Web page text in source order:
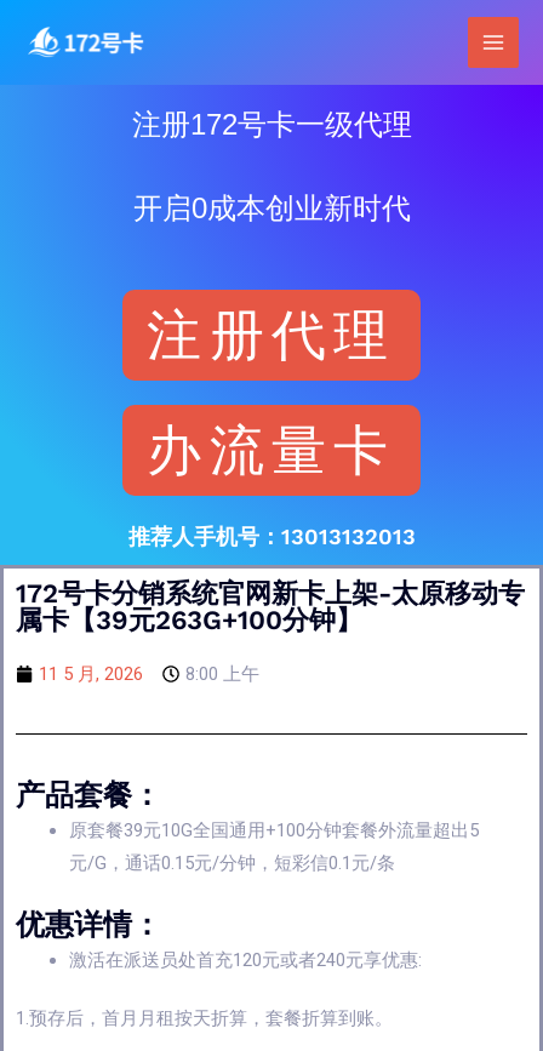
内
Main
注册172号卡一级代理
开启0成本创业新时代
注册代理
办流量卡
推荐人手机号：13013132013
172号卡分销系统官网新卡上架-太原移动专
属卡【39元263G+100分钟】
11 5 月, 2026 8:00 上午
产品套餐：
原套餐39元10G全国通用+100分钟套餐外流量超出5
元/G，通话0.15元/分钟，短彩信0.1元/条
优惠详情：
激活在派送员处首充120元或者240元享优惠:
1.预存后，首月月租按天折算，套餐折算到账。